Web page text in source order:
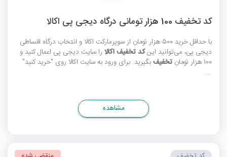
کد تخفیف 100 هزار تومانی درگاه دیجی پی اکالا
با حداقل خرید 500 هزار تومان از سوپرمارکت اکالا و انتخاب درگاه اقساطی
دیجی پی، می‌توانید اینکد تخفیف اکالا را سایت دیجی پی اعمال کنید و
100 هزار تومان
تخفیفبگیرید. برای ورود به سایت اکالا روی "خرید کنید"
...
مشاهده